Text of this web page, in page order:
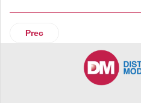
Articolo precedente: Duracell
Prec